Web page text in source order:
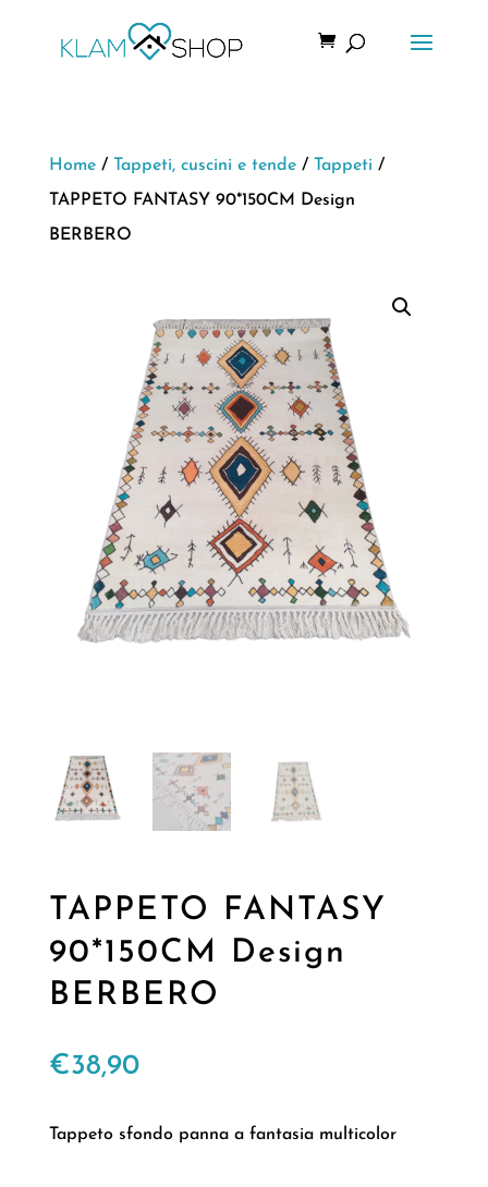
Home/ Tappeti, cuscini e tende/ Tappeti /
TAPPETO FANTASY 90*150CM Design
BERBERO
TAPPETO FANTASY
90*150CM Design
BERBERO
€38,90
Tappeto sfondo panna a fantasia multicolor